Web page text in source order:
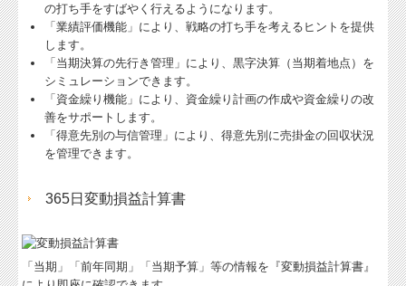
の打ち手をすばやく行えるようになります。
「業績評価機能」により、戦略の打ち手を考えるヒントを提供
します。
「当期決算の先行き管理」により、黒字決算（当期着地点）を
シミュレーションできます。
「資金繰り機能」により、資金繰り計画の作成や資金繰りの改
善をサポートします。
「得意先別の与信管理」により、得意先別に売掛金の回収状況
を管理できます。
365日変動損益計算書
「当期」「前年同期」「当期予算」等の情報を『変動損益計算書』